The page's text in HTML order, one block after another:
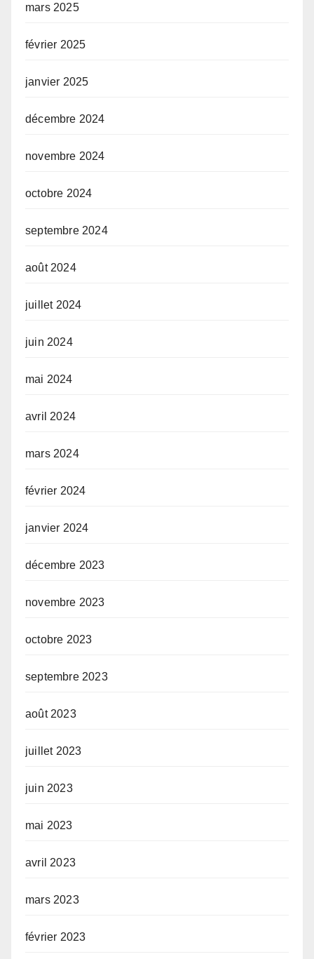
mars 2025
février 2025
janvier 2025
décembre 2024
novembre 2024
octobre 2024
septembre 2024
août 2024
juillet 2024
juin 2024
mai 2024
avril 2024
mars 2024
février 2024
janvier 2024
décembre 2023
novembre 2023
octobre 2023
septembre 2023
août 2023
juillet 2023
juin 2023
mai 2023
avril 2023
mars 2023
février 2023